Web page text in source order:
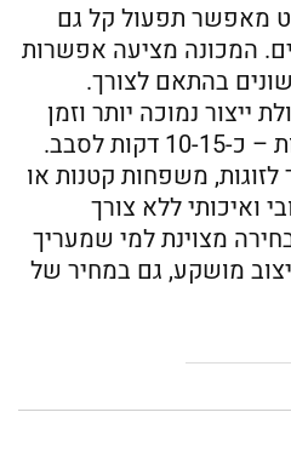
תפעול קל גם
המכונה מציעה אפשרות
שונים בהתאם לצורך.
ייצור נמוכה יותר וזמן
המתנה ארוך יותר לקוביות – כ-10-15 דקות לסבב.
משפחות קטנות או
ואיכותי ללא צורך
מצוינת למי שמעריך
מושקע, גם במחיר של